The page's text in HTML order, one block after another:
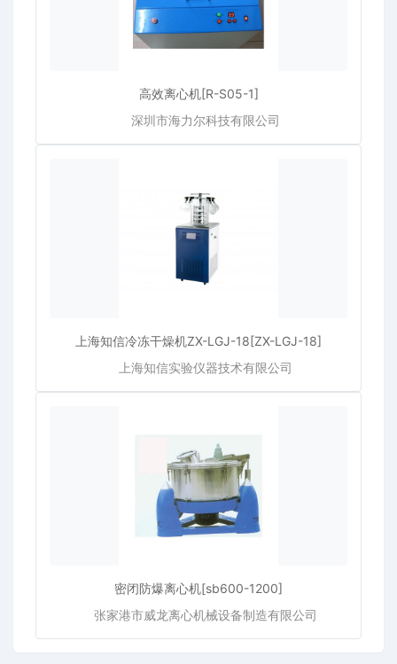
高效离心机[R-S05-1]
深圳市海力尔科技有限公司
上海知信冷冻干燥机ZX-LGJ-18[ZX-LGJ-18]
上海知信实验仪器技术有限公司
密闭防爆离心机[sb600-1200]
张家港市威龙离心机械设备制造有限公司